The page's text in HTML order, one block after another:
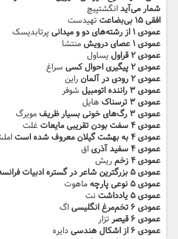
شمار می‌آیدانگشتپیچ
افقی ۱۵ ‬‫‬‫بی‌بضاعت‬
تهیدست
عمودی ۱ از رشته‌های دو و میدانی
پرتابدیسک
عمودی ۱ عصای درویش‬‫
منتشا
عمودی ۲ قراول
یساول
عمودی ۲ پیگیری احوال کسی
سراغ
عمودی ۲ رودی در آلمان‬‫
راین
عمودی ۳ راننده اتومبیل
شوفر
عمودی ۳ ترسناک
هایل
عمودی ۳ رگ‌های خونی بسیار ظریف‬‫‬‫
مویرگ
عمودی ۴ سفت بودن تقریبی مایعات
غلت
عمودی ۴ به بهشت گیلان معروف شده است
عمودی ۴ سفید‬‫ آذری
اق
عمودی ۴ زخم‬‫
ریش
عمودی ۵ بزرگترین شاعر در گستره ادبیات فرانسه
عمودی ۵ نوعی پارچه
ماهوت
عمودی ۵ یادداشت‬‫
نت
عمودی ۶ تخم‌مرغ انگلیسی
اگ
عمودی ۶ قیصر
تزار
عمودی ۶ از اشکال هندسی
دایره